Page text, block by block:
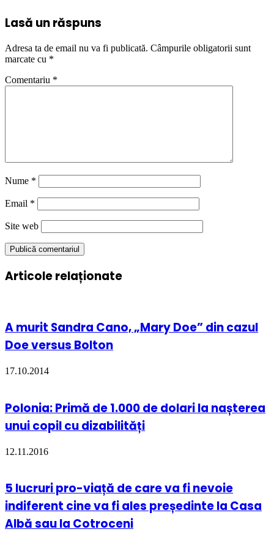
Lasă un răspuns
Adresa ta de email nu va fi publicată. Câmpurile obligatorii sunt
marcate cu *
Comentariu *
Nume *
Email *
Site web
Articole relaționate
A murit Sandra Cano, „Mary Doe” din cazul
Doe versus Bolton
17.10.2014
Polonia: Primă de 1.000 de dolari la nașterea
unui copil cu dizabilități
12.11.2016
5 lucruri pro-viață de care va fi nevoie
indiferent cine va fi ales președinte la Casa
Albă sau la Cotroceni